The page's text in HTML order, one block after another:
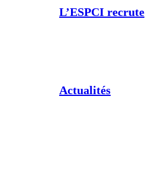
L’ESPCI recrute
Actualités